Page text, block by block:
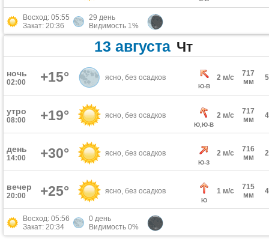
Восход: 05:55
Закат: 20:36
29 день
Видимость 1%
13 августа Чт
ночь
02:00 +15° ясно, без осадков
Ю-В
2 м/с
717
мм
утро
08:00 +19° ясно, без осадков
Ю,Ю-В
2 м/с
717
мм
день
14:00 +30° ясно, без осадков
Ю-З
2 м/с
716
мм
вечер
20:00 +25° ясно, без осадков
Ю
1 м/с
715
мм
Восход: 05:56
Закат: 20:34
0 день
Видимость 0%